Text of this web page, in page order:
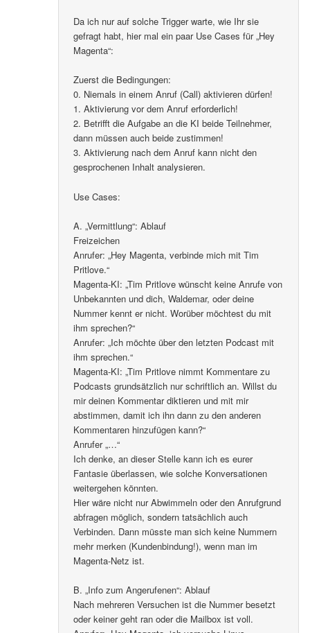
Da ich nur auf solche Trigger warte, wie Ihr sie
gefragt habt, hier mal ein paar Use Cases für „Hey
Magenta“:
Zuerst die Bedingungen:
0. Niemals in einem Anruf (Call) aktivieren dürfen!
1. Aktivierung vor dem Anruf erforderlich!
2. Betrifft die Aufgabe an die KI beide Teilnehmer,
dann müssen auch beide zustimmen!
3. Aktivierung nach dem Anruf kann nicht den
gesprochenen Inhalt analysieren.
Use Cases:
A. „Vermittlung“: Ablauf
Freizeichen
Anrufer: „Hey Magenta, verbinde mich mit Tim
Pritlove.“
Magenta-KI: „Tim Pritlove wünscht keine Anrufe von
Unbekannten und dich, Waldemar, oder deine
Nummer kennt er nicht. Worüber möchtest du mit
ihm sprechen?“
Anrufer: „Ich möchte über den letzten Podcast mit
ihm sprechen.“
Magenta-KI: „Tim Pritlove nimmt Kommentare zu
Podcasts grundsätzlich nur schriftlich an. Willst du
mir deinen Kommentar diktieren und mit mir
abstimmen, damit ich ihn dann zu den anderen
Kommentaren hinzufügen kann?“
Anrufer „…“
Ich denke, an dieser Stelle kann ich es eurer
Fantasie überlassen, wie solche Konversationen
weitergehen könnten.
Hier wäre nicht nur Abwimmeln oder den Anrufgrund
abfragen möglich, sondern tatsächlich auch
Verbinden. Dann müsste man sich keine Nummern
mehr merken (Kundenbindung!), wenn man im
Magenta-Netz ist.
B. „Info zum Angerufenen“: Ablauf
Nach mehreren Versuchen ist die Nummer besetzt
oder keiner geht ran oder die Mailbox ist voll.